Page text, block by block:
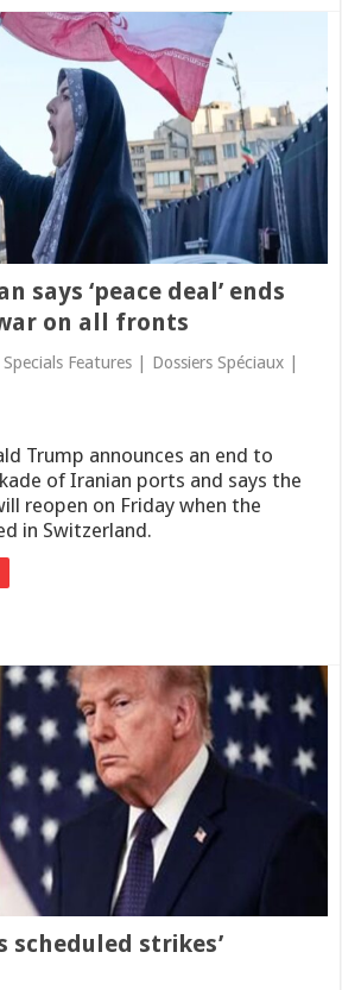
says ‘peace deal’ ends
on all fronts
Specials Features | Dossiers Spéciaux |
Trump announces an end to
of Iranian ports and says the
reopen on Friday when the
in Switzerland.
scheduled strikes’